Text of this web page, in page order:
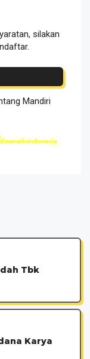
silakan
Mandiri
Tbk
Karya